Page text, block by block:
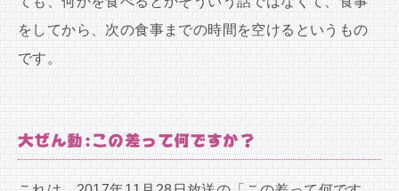
をしてから、次の食事までの時間を空けるというもの
です。
大ぜん動:この差って何ですか？